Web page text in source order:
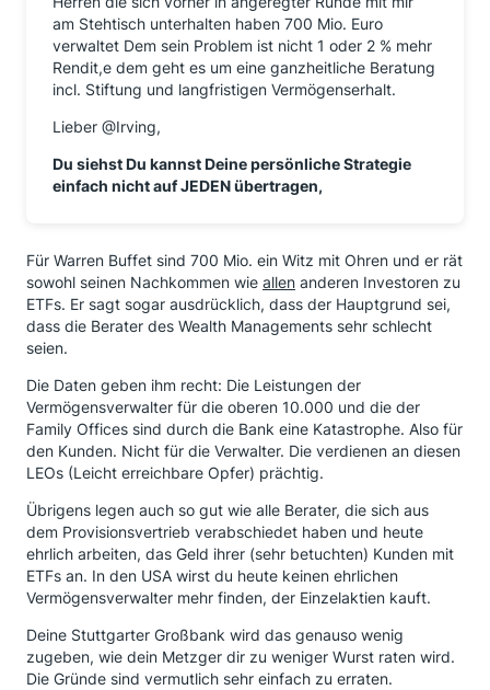
am Stehtisch unterhalten haben 700 Mio. Euro
verwaltet Dem sein Problem ist nicht 1 oder 2 % mehr
Rendit,e dem geht es um eine ganzheitliche Beratung
incl. Stiftung und langfristigen Vermögenserhalt.
Lieber @Irving,
Du siehst Du kannst Deine persönliche Strategie
einfach nicht auf JEDEN übertragen,
Für Warren Buffet sind 700 Mio. ein Witz mit Ohren und er rät
sowohl seinen Nachkommen wie allen anderen Investoren zu
ETFs. Er sagt sogar ausdrücklich, dass der Hauptgrund sei,
dass die Berater des Wealth Managements sehr schlecht
seien.
Die Daten geben ihm recht: Die Leistungen der
Vermögensverwalter für die oberen 10.000 und die der
Family Offices sind durch die Bank eine Katastrophe. Also für
den Kunden. Nicht für die Verwalter. Die verdienen an diesen
LEOs (Leicht erreichbare Opfer) prächtig.
Übrigens legen auch so gut wie alle Berater, die sich aus
dem Provisionsvertrieb verabschiedet haben und heute
ehrlich arbeiten, das Geld ihrer (sehr betuchten) Kunden mit
ETFs an. In den USA wirst du heute keinen ehrlichen
Vermögensverwalter mehr finden, der Einzelaktien kauft.
Deine Stuttgarter Großbank wird das genauso wenig
zugeben, wie dein Metzger dir zu weniger Wurst raten wird.
Die Gründe sind vermutlich sehr einfach zu erraten.